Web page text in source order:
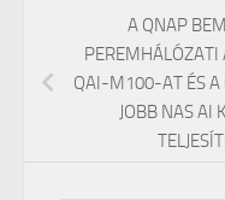
A QNAP
PEREMHÁLÓZATI
QAI-M100-AT ÉS
JOBB NAS AI